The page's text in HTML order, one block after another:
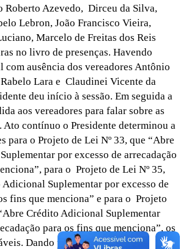
Roberto Azevedo, Dirceu da Silva,
Lebron, João Francisco Vieira,
Marcelo de Freitas dos Reis
no livro de presenças. Havendo
com ausência dos vereadores Antônio
Lara e Claudinei Vicente da
deu início à sessão. Em seguida a
aos vereadores para falar sobre as
Ato contínuo o Presidente determinou a
para o Projeto de Lei Nº 33, que “Abre
por excesso de arrecadação
para o Projeto de Lei Nº 35,
Suplementar por excesso de
fins que menciona” e para o Projeto
Crédito Adicional Suplementar
para os fins que menciona”, os
Dando prosseguimento aos